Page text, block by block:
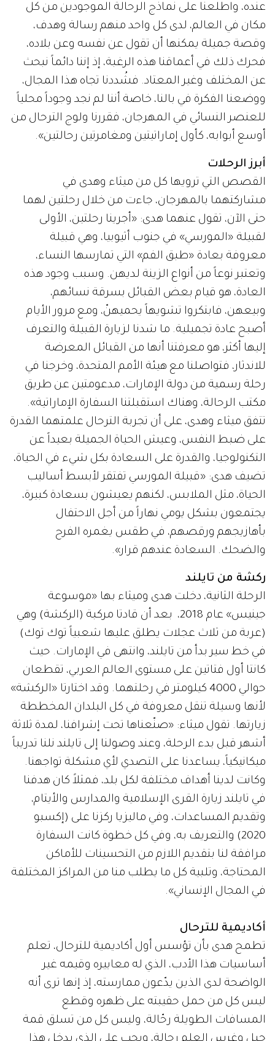
عنده، واطلعنا على نماذج الرحالة الموجودين من كل
مكان في العالم، لدى كل واحد منهم رسالة وهدف،
وقصة جميلة يمكنها أن تقول عن نفسه وعن بلاده،
فحرك ذلك في أعماقنا هذه الرغبة، إذ إننا دائماً نبحث
عن المختلف وغير المعتاد. فشُددنا تجاه هذا المجال،
ووضعنا الفكرة في بالنا، خاصة أننا لم نجد وجوداً محلياً
للعنصر النسائي في المهرجان، فقررنا ولوج الترحال من
أوسع أبوابه، كأول إماراتيتين ومغامرتين رحالتين».
أبرز الرحلات
القصص التي ترويها كل من ميثاء وهدى في
مشاركتهما بالمهرجان، جاءت من خلال رحلتين لهما
حتى الآن، تقول عنهما هدى: «أجرينا رحلتين، الأولى
لقبيلة «المورسي» في جنوب أثيوبيا، وهي قبيلة
معروفة بعادة «طبق الفم» التي تمارسها النساء،
وتعتبر نوعاً من أنواع الزينة لديهن. وسبب وجود هذه
العادة، هو قيام بعض القبائل بسرقة نسائهم،
وبيعهن، فابتكروا تشويهاً يحميهنّ، ومع مرور الأيام
أصبح عادة تجميلية. ما شدنا لزيارة القبيلة والتعرف
إليها أكثر، هو معرفتنا أنها من القبائل المعرضة
للاندثار، فتواصلنا مع هيئة الأمم المتحدة، وخرجنا في
رحلة رسمية من دولة الإمارات، مدعومتين عن طريق
مكتب الرحالة، وهناك استقبلتنا السفارة الإماراتية».
تتفق ميثاء وهدى، على أن تجربة الترحال علمتهما القدرة
على ضبط النفس، وعيش الحياة الجميلة بعيداً عن
التكنولوجيا، والقدرة على السعادة بكل شيء في الحياة،
تضيف هدى: «قبيلة المورسي تفتقر لأبسط أساليب
الحياة، مثل الملابس، لكنهم يعيشون بسعادة كبيرة،
يجتمعون بشكل يومي نهاراً من أجل الاحتفال
بأهازيجهم ورقصهم، في طقس يغمره الفرح
والضحك. السعادة عندهم قرار».
ركشة من تايلند
الرحلة الثانية، دخلت هدى وميثاء بها «موسوعة
جينيس» عام 2018، بعد أن قادتا مركبة (الركشة) وهي
(عربة من ثلاث عجلات يطلق عليها شعبياً توك توك)
في خط سير بدأ من تايلند، وانتهى في الإمارات. حيث
كانتا أول فتاتين على مستوى العالم العربي، تقطعان
حوالي 4000 كيلومتر في رحلتهما. وقد اختارتا «الركشة»
لأنها وسيلة تنقل معروفة في كل البلدان المخططة
زيارتها. تقول ميثاء: «صنّعناها تحت إشرافنا، لمدة ثلاثة
أشهر قبل بدء الرحلة، وعند وصولنا إلى تايلند نلنا تدريباً
ميكانيكياً، يساعدنا على التصدي لأي مشكلة تواجهنا.
وكانت لدينا أهداف مختلفة لكل بلد، فمثلاً كان هدفنا
في تايلند زيارة القرى الإسلامية والمدارس والأيتام،
وتقديم المساعدات، وفي ماليزيا ركزنا على (إكسبو
2020) والتعريف به، وفي كل خطوة كانت السفارة
مرافقة لنا بتقديم اللازم من التحسينات للأماكن
المحتاجة، وتلبية كل ما يطلب منا من المراكز المختلفة
في المجال الإنساني».
أكاديمية للترحال
تطمح هدى بأن تؤسس أول أكاديمية للترحال، تعلم
أساسيات هذا الأدب، الذي له معاييره وقيمه غير
الواضحة لدى الذين يدّعون ممارسته، إذ إنها ترى أنه
ليس كل من حمل حقيبته على ظهره وقطع
المسافات الطويلة رحّالة، وليس كل من تسلق قمة